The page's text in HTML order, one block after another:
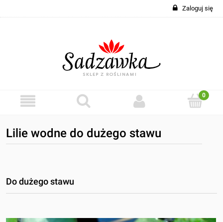
Zaloguj się
Lilie wodne do dużego stawu
Do dużego stawu